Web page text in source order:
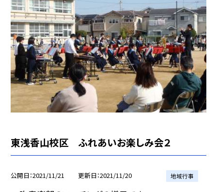
東浅香山校区 ふれあいお楽しみ会２
公開日 2021/11/21 更新日 2021/11/20 地域行事